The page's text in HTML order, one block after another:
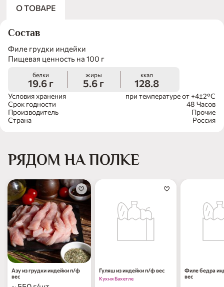
О ТОВАРЕ
Пищевая ценность на 100 г
белки
19.6 г
жиры
5.6 г
ккал
128.8
Условия хранения
при температуре от +4±2°С
Срок годности
48 Часов
Производитель
Прочие
Страна
Россия
Состав
Филе грудки индейки
РЯДОМ НА ПОЛКЕ
Азу из грудки индейки п/ф
вес
Гуляш из индейки п/ф вес
Кухня Бахетле
Филе бедра
вес